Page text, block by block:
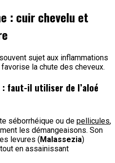
: cuir chevelu et
sujet aux inflammations
la chute des cheveux.
faut-il utiliser de l’aloé
séborrhéique ou de pellicules,
les démangeaisons. Son
levures (Malassezia)
en assainissant